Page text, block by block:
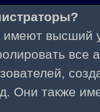
высший
все
Они также